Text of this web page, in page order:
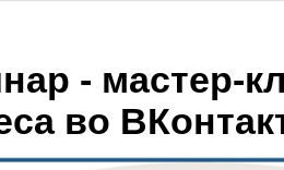
- мастер-
во